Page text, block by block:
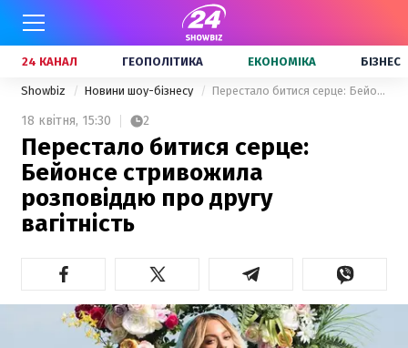
24 КАНАЛ ГЕОПОЛІТИКА ЕКОНОМІКА БІЗНЕС
Showbiz Новини шоу-бізнесу Перестало битися серце: Бейонсе стривожила розповіддю про другу вагітність
18 квітня, 15:30 2
Перестало битися серце:
Бейонсе стривожила
розповіддю про другу
вагітність